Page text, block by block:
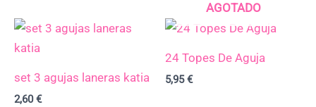
set 3 agujas laneras katia
2,60€
AGOTADO
24 Topes De Aguja
5,95€